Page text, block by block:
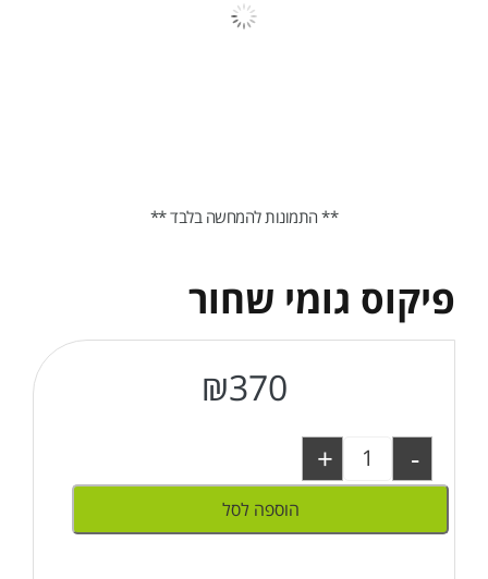
פיקוס גומי שחור
₪370
-
+
הוספה לסל
** התמונות להמחשה בלבד **